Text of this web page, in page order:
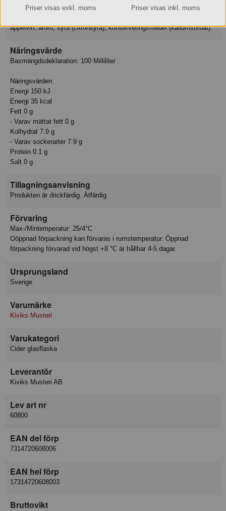
Ingredienser
äppelvin, arom, syra (citronsyra), konserveringsmedel (kaliumsorbat).
Näringsvärde
Basmängdsdeklaration: 100 Milliliter
Näringsvärden:
Energi 150 kJ
Energi 35 kcal
Fett 0 g
- Varav mättat fett 0 g
Kolhydrat 7.9 g
- Varav sockerarter 7.9 g
Protein 0.1 g
Salt 0 g
Tillagningsanvisning
Produkten är drickfärdig. Ätfärdig
Förvaring
Max-/Mintemperatur: 25/4°C
Oöppnad förpackning kan förvaras i rumstemperatur. Öppnad
förpackning förvarad vid högst +8 °C är hållbar 4-5 dagar.
Ursprungsland
Sverige
Varumärke
Kiviks Musteri
Varukategori
Cider glasflaska
Leverantör
Kiviks Musteri AB
Lev art nr
60800
EAN del förp
7314720608006
EAN hel förp
17314720608003
Bruttovikt
Priser visas exkl. moms Priser visas inkl. moms